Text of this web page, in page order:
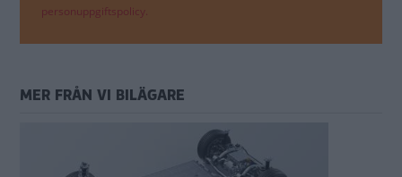
personuppgiftspolicy.
MER FRÅN VI BILÄGARE